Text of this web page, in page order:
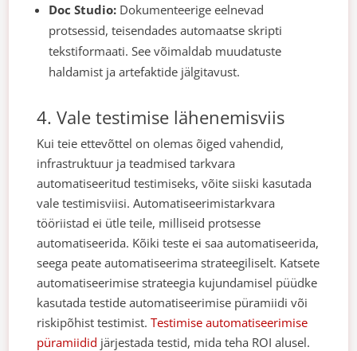
Doc Studio: Dokumenteerige eelnevad
protsessid, teisendades automaatse skripti
tekstiformaati. See võimaldab muudatuste
haldamist ja artefaktide jälgitavust.
4. Vale testimise lähenemisviis
Kui teie ettevõttel on olemas õiged vahendid,
infrastruktuur ja teadmised tarkvara
automatiseeritud testimiseks, võite siiski kasutada
vale testimisviisi. Automatiseerimistarkvara
tööriistad ei ütle teile, milliseid protsesse
automatiseerida. Kõiki teste ei saa automatiseerida,
seega peate automatiseerima strateegiliselt. Katsete
automatiseerimise strateegia kujundamisel püüdke
kasutada testide automatiseerimise püramiidi või
riskipõhist testimist.Testimise automatiseerimise
püramiidid järjestada testid, mida teha ROI alusel.